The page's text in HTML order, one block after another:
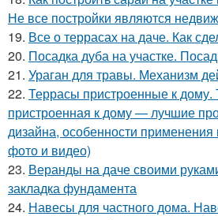
Не все постройки являются
19. Все о террасах на даче. Как
20. Посадка дуба на участке.
21. Ураган для травы. Механизм
22. Террасы пристроенные к дому.
пристроенная к дому — лучшие
дизайна, особенности
фото и видео)
23. Веранды на даче своими
закладка фундамента
24. Навесы для частного дома.